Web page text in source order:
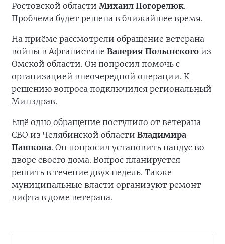
Ростовской области Михаил Погорелюк.
Проблема будет решена в ближайшее время.
На приёме рассмотрели обращение ветерана
войны в Афганистане Валерия Полынского из
Омской области. Он попросил помочь с
организацией внеочередной операции. К
решению вопроса подключился региональный
Минздрав.
Ещё одно обращение поступило от ветерана
СВО из Челябинской области Владимира
Пашкова. Он попросил установить пандус во
дворе своего дома. Вопрос планируется
решить в течение двух недель. Также
муниципальные власти организуют ремонт
лифта в доме ветерана.